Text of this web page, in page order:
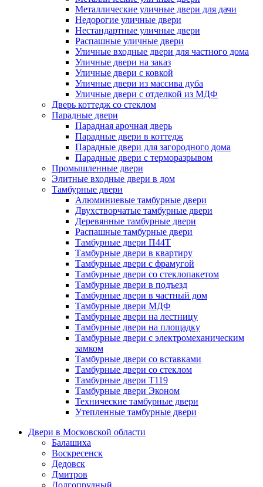
Металлические уличные двери для дачи
Недорогие уличные двери
Нестандартные уличные двери
Распашные уличные двери
Уличные входные двери для частного дома
Уличные двери на заказ
Уличные двери с ковкой
Уличные двери из массива дуба
Уличные двери с отделкой из МДФ
Дверь коттедж со стеклом
Парадные двери
Парадная арочная дверь
Парадные двери в коттедж
Парадные двери для загородного дома
Парадные двери с терморазрывом
Промышленные двери
Элитные входные двери в дом
Тамбурные двери
Алюминиевые тамбурные двери
Двухстворчатые тамбурные двери
Деревянные тамбурные двери
Распашные тамбурные двери
Тамбурные двери П44Т
Тамбурные двери в квартиру
Тамбурные двери с фрамугой
Тамбурные двери со стеклопакетом
Тамбурные двери в подъезд
Тамбурные двери в частный дом
Тамбурные двери МДФ
Тамбурные двери на лестницу
Тамбурные двери на площадку
Тамбурные двери с электромеханическим
замком
Тамбурные двери со вставками
Тамбурные двери со стеклом
Тамбурные двери Т119
Тамбурные двери Эконом
Технические тамбурные двери
Утепленные тамбурные двери
Двери в Московской области
Балашиха
Воскресенск
Дедовск
Дмитров
Долгопрудный